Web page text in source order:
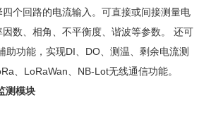
个回路的电流输入。可直接或间接测量电
数、相角、不平衡度、谐波等参数。 还可
助功能，实现DI、DO、测温、剩余电流测
、LoRaWan、NB-Lot无线通信功能。
测模块